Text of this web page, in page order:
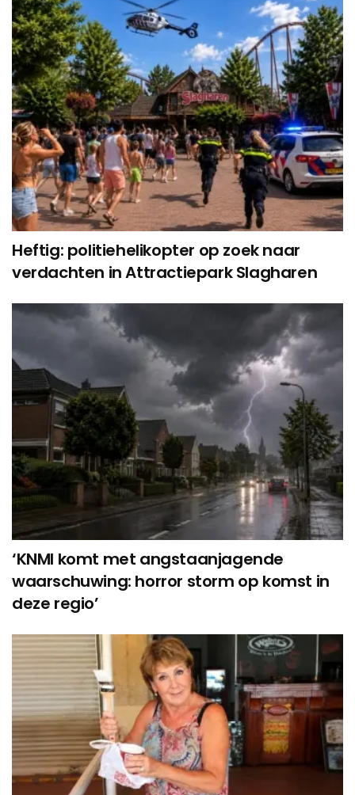
Heftig: politiehelikopter op zoek naar
verdachten in Attractiepark Slagharen
‘KNMI komt met angstaanjagende
waarschuwing: horror storm op komst in
deze regio’